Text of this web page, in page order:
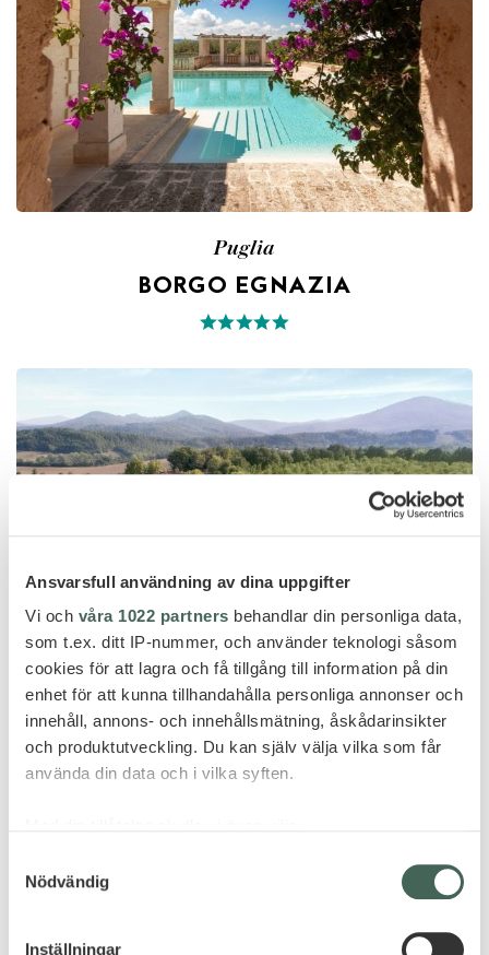
Ansvarsfull användning av dina uppgifter
Vi och våra 1022 partners behandlar din personliga data,
som t.ex. ditt IP-nummer, och använder teknologi såsom
cookies för att lagra och få tillgång till information på din
enhet för att kunna tillhandahålla personliga annonser och
innehåll, annons- och innehållsmätning, åskådarinsikter
och produktutveckling. Du kan själv välja vilka som får
använda din data och i vilka syften.
som kan ha en noggrannhet på upp till flera meter
Nödvändig
Inställningar
Puglia
BORGO EGNAZIA
Toscana
BORGO SANTO PIETRO